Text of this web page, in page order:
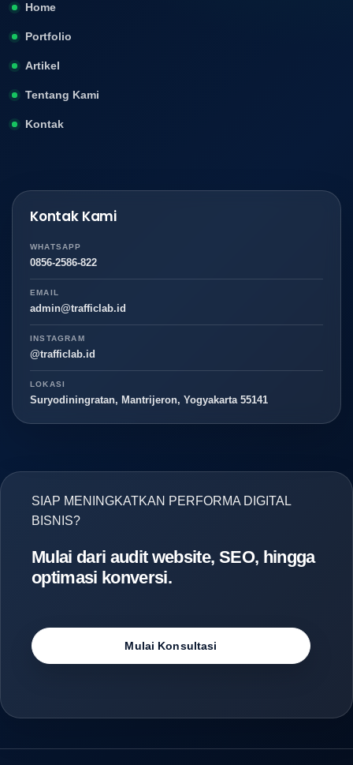
Home
Portfolio
Artikel
Tentang Kami
Kontak
Kontak Kami
WHATSAPP
0856-2586-822
EMAIL
admin@trafficlab.id
INSTAGRAM
@trafficlab.id
LOKASI
Suryodiningratan, Mantrijeron, Yogyakarta 55141
SIAP MENINGKATKAN PERFORMA DIGITAL
BISNIS?
Mulai dari audit website, SEO, hingga
optimasi konversi.
Mulai Konsultasi